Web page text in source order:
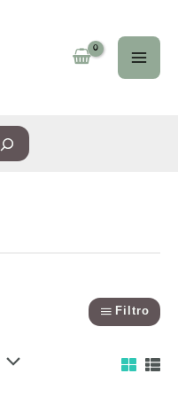
Filtro